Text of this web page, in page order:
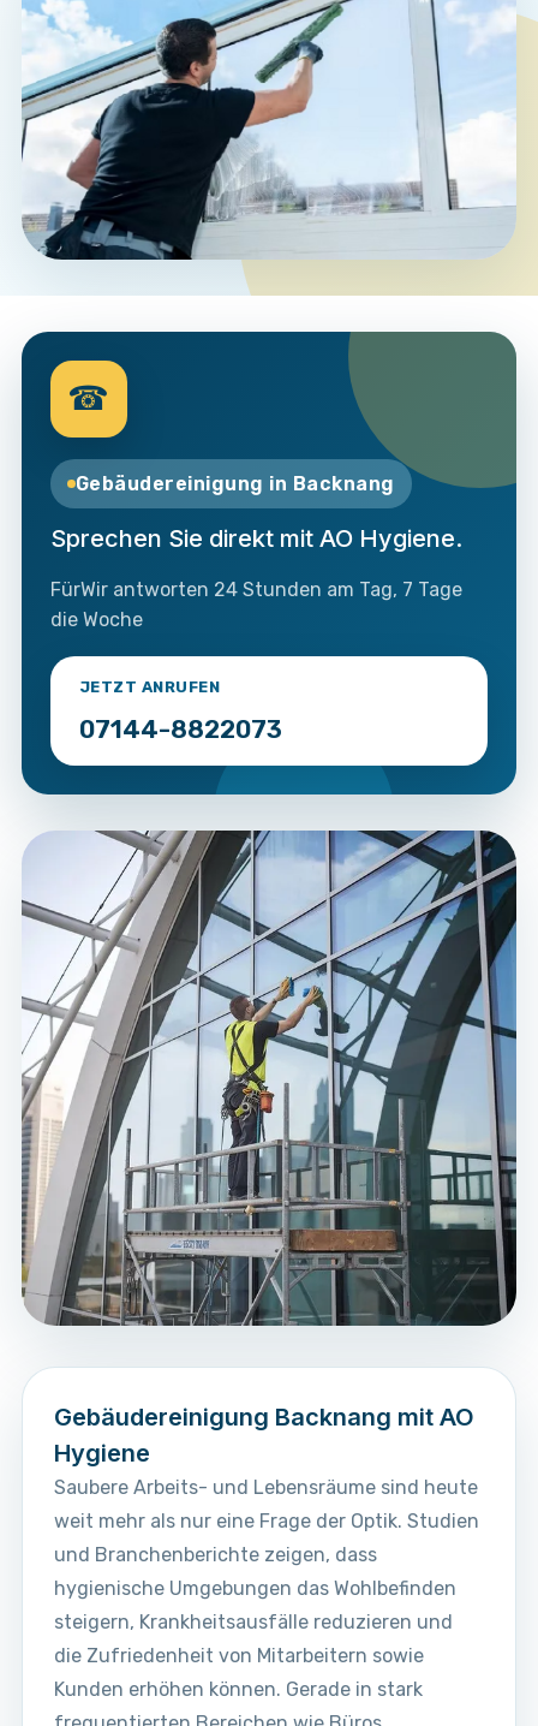
☎
Gebäudereinigung in Backnang
Sprechen Sie direkt mit AO Hygiene.
FürWir antworten 24 Stunden am Tag, 7 Tage
die Woche
JETZT ANRUFEN
07144-8822073
Gebäudereinigung Backnang mit AO
Hygiene
Saubere Arbeits- und Lebensräume sind heute
weit mehr als nur eine Frage der Optik. Studien
und Branchenberichte zeigen, dass
hygienische Umgebungen das Wohlbefinden
steigern, Krankheitsausfälle reduzieren und
die Zufriedenheit von Mitarbeitern sowie
Kunden erhöhen können. Gerade in stark